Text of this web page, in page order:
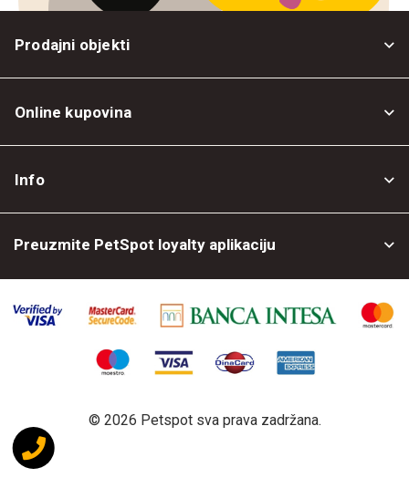
Prodajni objekti
Online kupovina
Info
Preuzmite PetSpot loyalty aplikaciju
© 2026 Petspot sva prava zadržana.